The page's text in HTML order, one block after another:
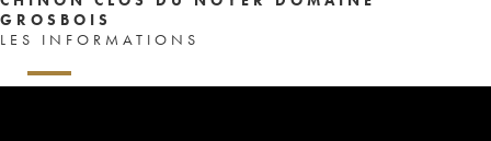
GROSBOIS
LES INFORMATIONS